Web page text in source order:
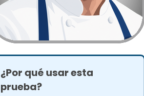
¿Por qué usar esta
prueba?